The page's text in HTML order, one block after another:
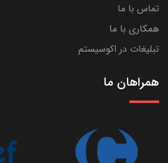
تماس با ما
همکاری با ما
تبلیغات در اکوسیستم
همراهان ما